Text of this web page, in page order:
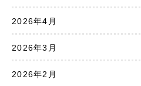
2026年4月
2026年3月
2026年2月